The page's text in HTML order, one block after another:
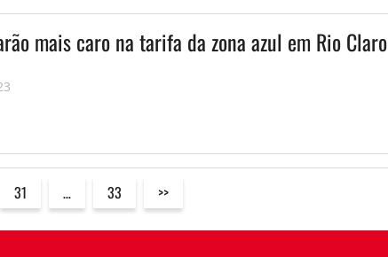
mais caro na tarifa da zona azul em Rio Claro
31 … 33 >>